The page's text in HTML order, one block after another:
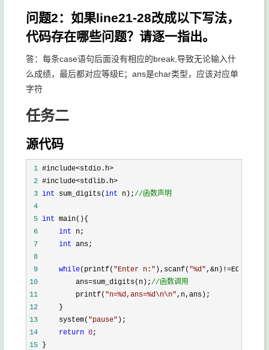
问题2：如果line21-28改成以下写法，
代码存在哪些问题？请逐一指出。
答：每条case语句后面没有相应的break,导致无论输入什
么成绩，最后都对应等级E；ans是char类型，应该对应单
字符
任务二
源代码
1
2
3 int sum_digits(int n);//函数声明
4
5 int
6
int
7
int
8
9
while(printf( "Enter n: " ),scanf( "%d",&n)!=
10
         ans=sum_digits(n);
//函数调用
11
         printf(
"n=%d,ans=%d\n\n"
12
13
     system(
"pause"
14
return 0
15